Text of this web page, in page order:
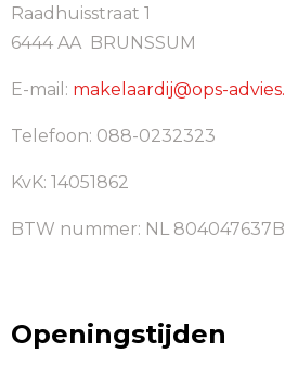
Raadhuisstraat 1
6444 AA BRUNSSUM
E-mail: makelaardij@ops-
Telefoon: 088-0232323
KvK: 14051862
BTW nummer: NL
Openingstijden